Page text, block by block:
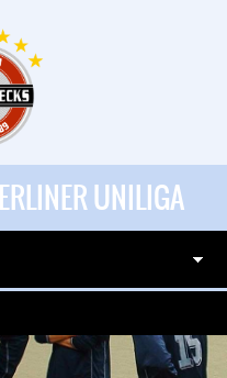
UNILIGA